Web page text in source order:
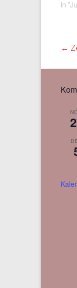
In
←